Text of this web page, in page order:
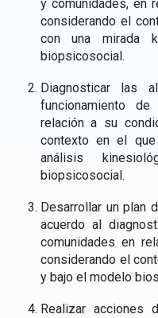
y comunidades, en
considerando el
con una mirada
biopsicosocial.
Diagnosticar las
funcionamiento
relación a su
contexto en el
análisis
biopsicosocial.
Desarrollar un plan
acuerdo al
comunidades en
considerando el
y bajo el modelo
Realizar acciones